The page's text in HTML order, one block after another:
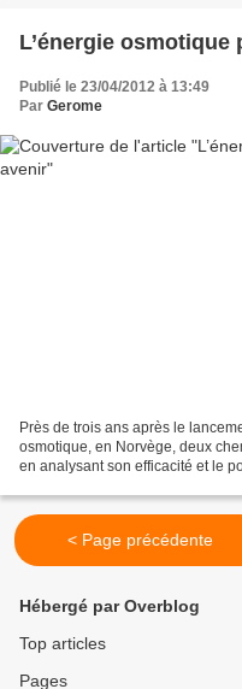
L’énergie
Publié le 23/04/2012 à 13:49
Par Gerome
Près de trois ans après le
osmotique, en Norvège, deux
en analysant son efficacité et le
< Page précédente
Hébergé par Overblog
Top articles
Pages